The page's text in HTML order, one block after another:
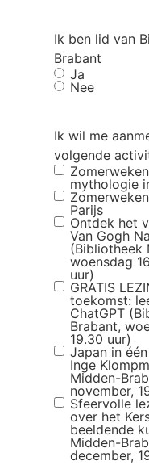
Ik ben lid van
Brabant
Ja
Nee
Ik wil me
volgende
mythologie
Parijs
Ontdek het
Van Gogh
(Bibliotheek
woensdag
uur)
GRATIS
toekomst:
ChatGPT
Brabant,
19.30 uur)
Japan in
Inge
Midden-
november,
Sfeervolle
over het
beeldende
Midden-
december,